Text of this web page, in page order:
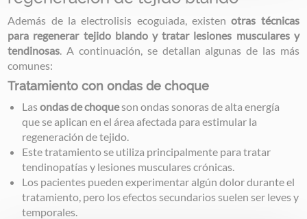
Además de la electrolisis ecoguiada, existenotras técnicas
para regenerar tejido blando y tratar lesiones musculares y
tendinosas . A continuación, se detallan algunas de las más
comunes:
Tratamiento con ondas de choque
Lasondas de choqueson ondas sonoras de alta energía
que se aplican en el área afectada para estimular la
regeneración de tejido.
Este tratamiento se utiliza principalmente para tratar
tendinopatías y lesiones musculares crónicas.
Los pacientes pueden experimentar algún dolor durante el
tratamiento, pero los efectos secundarios suelen ser leves y
temporales.